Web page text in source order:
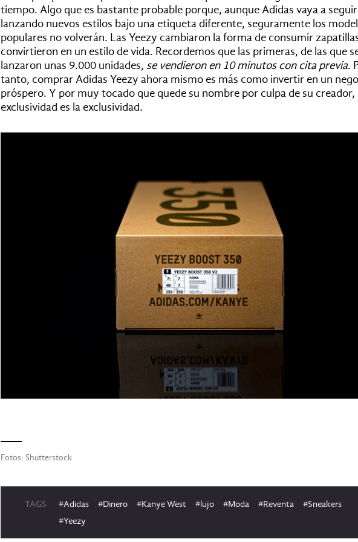
tiempo. Algo que es bastante probable porque, aunque Adidas vaya a seguir
lanzando nuevos estilos bajo una etiqueta diferente, seguramente los
populares no volverán. Las Yeezy cambiaron la forma de consumir
convirtieron en un estilo de vida. Recordemos que las primeras, de las que
lanzaron unas 9.000 unidades, se vendieron en 10 minutos con cita previa.
tanto, comprar Adidas Yeezy ahora mismo es más como invertir en un
próspero. Y por muy tocado que quede su nombre por culpa de su creador,
exclusividad es la exclusividad.
Fotos: Shutterstock
TAGS #Adidas #Dinero #Kanye West #lujo #Moda #Reventa
#Sneakers
#Yeezy